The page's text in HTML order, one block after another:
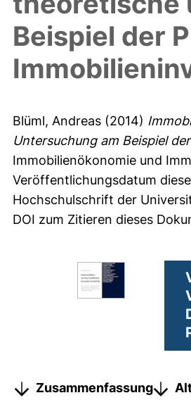
Beispiel der
Blüml, Andreas (2014)
Untersuchung am Beispiel
Immobilienökonomie und
Veröffentlichungsdatum
Hochschulschrift der
DOI zum Zitieren dieses
Zusammenfassung